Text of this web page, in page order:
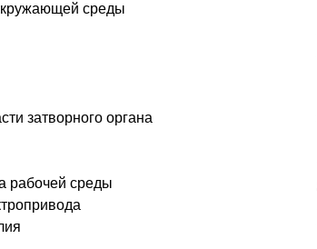
среды
затворного органа
рабочей среды